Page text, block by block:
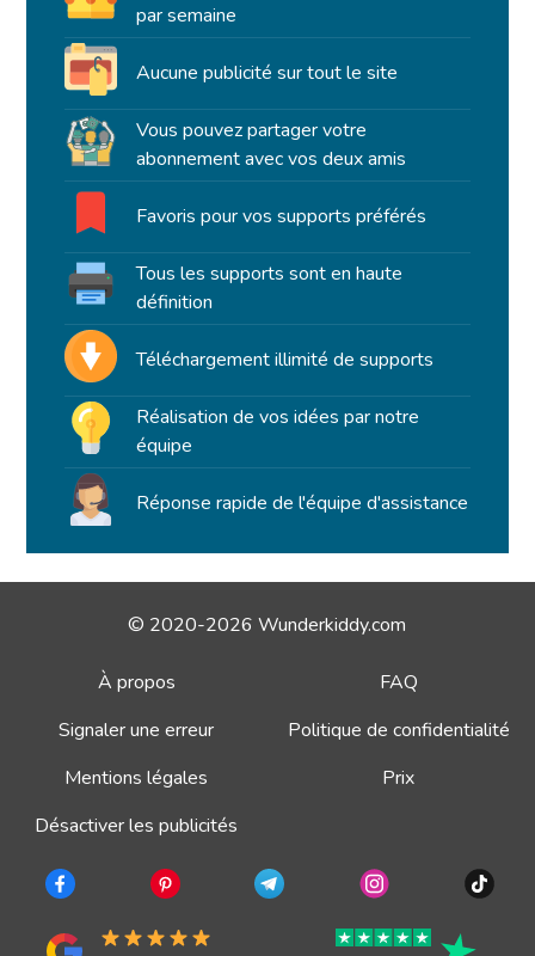
par semaine
Aucune publicité sur tout le site
Vous pouvez partager votre
abonnement avec vos deux amis
Favoris pour vos supports préférés
Tous les supports sont en haute
définition
Téléchargement illimité de supports
Réalisation de vos idées par notre
équipe
Réponse rapide de l'équipe d'assistance
© 2020-2026 Wunderkiddy.com
À propos
FAQ
Signaler une erreur
Politique de confidentialité
Mentions légales
Prix
Désactiver les publicités